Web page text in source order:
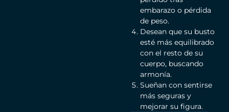
embarazo o pérdida
de peso.
Desean que su busto
esté más equilibrado
con el resto de su
cuerpo, buscando
armonía.
Sueñan con sentirse
más seguras y
mejorar su figura.